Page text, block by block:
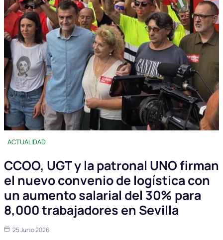
ACTUALIDAD
CCOO, UGT y la patronal UNO firman
el nuevo convenio de logística con
un aumento salarial del 30% para
8,000 trabajadores en Sevilla
25 Junio 2026